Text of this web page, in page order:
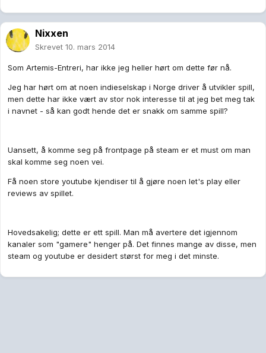
Nixxen
Skrevet 10. mars 2014
Som Artemis-Entreri, har ikke jeg heller hørt om dette før nå.
Jeg har hørt om at noen indieselskap i Norge driver å utvikler spill,
men dette har ikke vært av stor nok interesse til at jeg bet meg tak
i navnet - så kan godt hende det er snakk om samme spill?
Uansett, å komme seg på frontpage på steam er et must om man
skal komme seg noen vei.
Få noen store youtube kjendiser til å gjøre noen let's play eller
reviews av spillet.
Hovedsakelig; dette er ett spill. Man må avertere det igjennom
kanaler som "gamere" henger på. Det finnes mange av disse, men
steam og youtube er desidert størst for meg i det minste.